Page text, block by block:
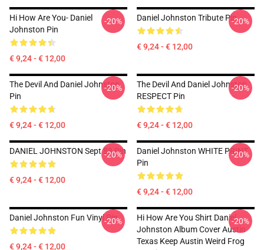
Hi How Are You- Daniel
Johnston Pin
€ 9,24 - € 12,00
-20% Daniel Johnston Tribute Pin
€ 9,24 - € 12,00
-20%
The Devil And Daniel Johnston
Pin
€ 9,24 - € 12,00
-20%
The Devil And Daniel Johnston
RESPECT Pin
€ 9,24 - € 12,00
-20%
DANIEL JOHNSTON Sept 83 Pin
€ 9,24 - € 12,00
-20%
Daniel Johnston WHITE PRINT
Pin
€ 9,24 - € 12,00
-20%
Daniel Johnston Fun Vinyl Pin
€ 9,24 - € 12,00
-20%
Hi How Are You Shirt Daniel
Johnston Album Cover Austin
Texas Keep Austin Weird Frog
-20%